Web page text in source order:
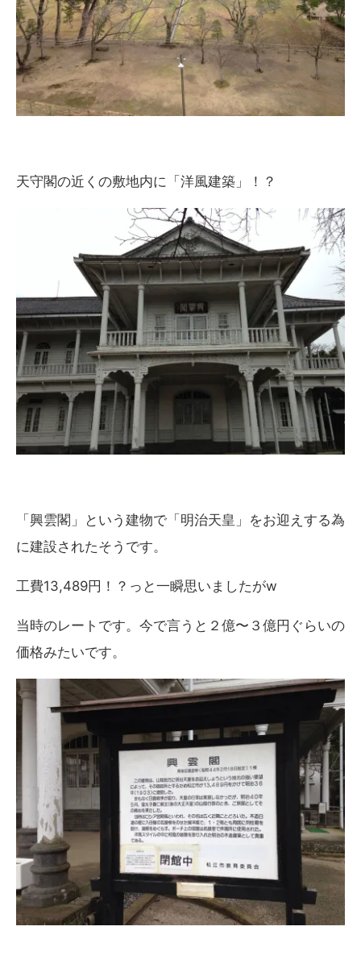
天守閣の近くの敷地内に「洋風建築」！？
「興雲閣」という建物で「明治天皇」をお迎えする為
に建設されたそうです。
工費13,489円！？っと一瞬思いましたがw
当時のレートです。今で言うと２億〜３億円ぐらいの
価格みたいです。